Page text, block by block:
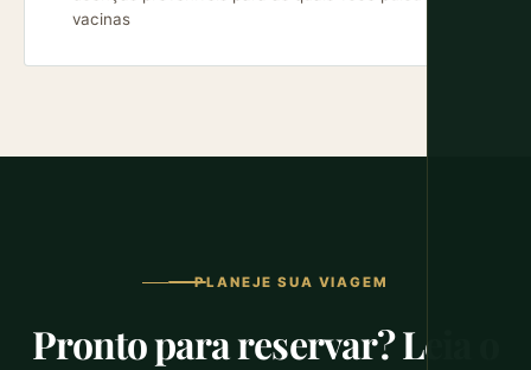
vacinas
PLANEJE SUA VIAGEM
Pronto para reservar? Leia o